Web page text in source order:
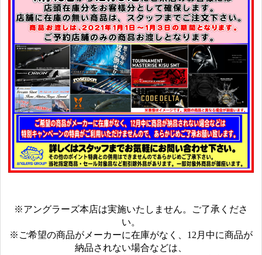
※アングラーズ本店は実施いたしません。ご了承くださ
い。
※ご希望の商品がメーカーに在庫がなく、12月中に商品が
納品されない場合などは、